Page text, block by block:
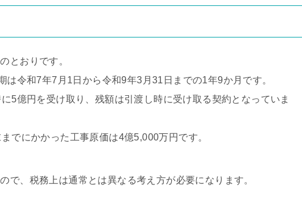
とおりです。
は令和7年7月1日から令和9年3月31日までの1年9か月です。
5億円を受け取り、残額は引渡し時に受け取る契約となっていま
でにかかった工事原価は4億5,000万円です。
で、税務上は通常とは異なる考え方が必要になります。